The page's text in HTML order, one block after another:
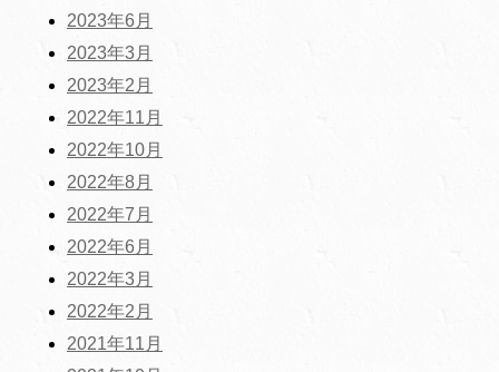
2023年6月
2023年3月
2023年2月
2022年11月
2022年10月
2022年8月
2022年7月
2022年6月
2022年3月
2022年2月
2021年11月